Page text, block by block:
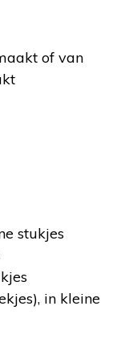
of van
stukjes
in kleine